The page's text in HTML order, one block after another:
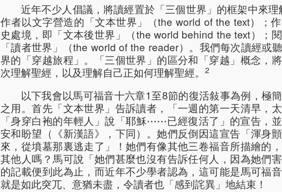
近年不少人倡議，將讀經置於「三個世界」的框架中來理
作者以文字營造的「文本世界」（the world of the text）；
史處境，即「文本後世界」（the world behind the text）；
「讀者世界」（the world of the reader）。我們每次讀經或
界的「穿越旅程」。「三個世界」的區分和「穿越」概念，
次理解聖經，以及理解自己正如何理解聖經。
2
以下我會以馬可福音十六章1至8節的復活敍事為例，極
之用。首先「文本世界」告訴讀者，「一週的第一天清早，
「身穿白袍的年輕人」說「耶穌⋯⋯已經復活了」的宣告，
安和盼望（《新漢語》，下同）。她們反倒因這宣告「渾身
來，從墳墓那裏逃走了」！她們有像其他三卷福音所描繪的
其他人嗎？馬可說「她們甚麼也沒有告訴任何人，因為她們
的記載便到此為止，而近年不少學者認為，這可能是馬可福
就是如此突兀、意猶未盡，令讀者也「感到詫異」地結束！